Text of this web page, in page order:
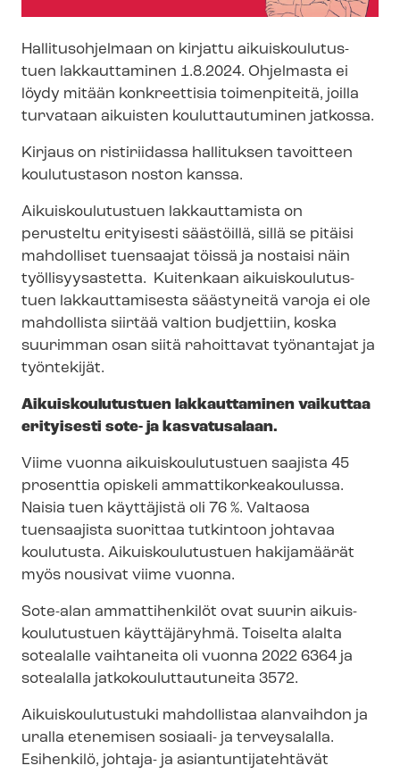
Hallitusohjelmaan on kirjattu ai­kuis­kou­lu­tus­
tuen lakkauttaminen 1.8.2024. Ohjelmasta ei
löydy mitään konkreettisia toimenpiteitä, joilla
turvataan aikuisten kouluttautuminen jatkossa.
Kirjaus on ristiriidassa hallituksen tavoitteen
koulutustason noston kanssa.
Ai­kuis­kou­lu­tus­tuen lakkauttamista on
perusteltu erityisesti säästöillä, sillä se pitäisi
mahdolliset tuensaajat töissä ja nostaisi näin
työllisyysastetta. Kuitenkaan ai­kuis­kou­lu­tus­
tuen lakkauttamisesta säästyneitä varoja ei ole
mahdollista siirtää valtion budjettiin, koska
suurimman osan siitä rahoittavat työnantajat ja
työntekijät.
Ai­kuis­kou­lu­tus­tuen lakkauttaminen vaikuttaa
erityisesti sote- ja kasvatusalaan.
Viime vuonna ai­kuis­kou­lu­tus­tuen saajista 45
prosenttia opiskeli am­mat­ti­kor­kea­kou­lus­sa.
Naisia tuen käyttäjistä oli 76 %. Valtaosa
tuensaajista suorittaa tutkintoon johtavaa
koulutusta. Ai­kuis­kou­lu­tus­tuen hakijamäärät
myös nousivat viime vuonna.
Sote-alan ammattihenkilöt ovat suurin ai­kuis­
kou­lu­tus­tuen käyttäjäryhmä. Toiselta alalta
sotealalle vaihtaneita oli vuonna 2022 6364 ja
sotealalla jat­ko­kou­lut­tau­tu­nei­ta 3572.
Ai­kuis­kou­lu­tus­tu­ki mahdollistaa alanvaihdon ja
uralla etenemisen sosiaali- ja terveysalalla.
Esihenkilö, johtaja- ja asian­tun­ti­ja­teh­tä­vät